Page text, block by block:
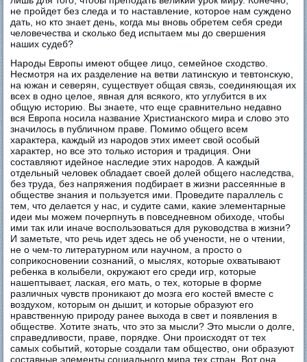
не пройдет без следа и то наставление, которое нам суждено
дать, но кто знает день, когда мы вновь обретем себя среди
человечества и сколько бед испытаем мы до свершения
наших судеб?
Народы Европы имеют общее лицо, семейное сходство.
Несмотря на их разделение на ветви латинскую и тевтонскую,
на южан и северян, существует общая связь, соединяющая их
всех в одно целое, явная для всякого, кто углубится в их
общую историю. Вы знаете, что еще сравнительно недавно
вся Европа носила название Христианского мира и слово это
значилось в публичном праве. Помимо общего всем
характера, каждый из народов этих имеет свой особый
характер, но все это только история и традиция. Они
составляют идейное наследие этих народов. А каждый
отдельный человек обладает своей долей общего наследства,
без труда, без напряжения подбирает в жизни рассеянные в
обществе знания и пользуется ими. Проведите параллель с
тем, что делается у нас, и судите сами, какие элементарные
идеи мы можем почерпнуть в повседневном обиходе, чтобы
ими так или иначе воспользоваться для руководства в жизни?
И заметьте, что речь идет здесь не об учености, не о чтении,
не о чем-то литературном или научном, а просто о
соприкосновении сознаний, о мыслях, которые охватывают
ребенка в колыбели, окружают его среди игр, которые
нашептывает, лаская, его мать, о тех, которые в форме
различных чувств проникают до мозга его костей вместе с
воздухом, которым он дышит, и которые образуют его
нравственную природу ранее выхода в свет и появления в
обществе. Хотите знать, что это за мысли? Это мысли о долге,
справедливости, праве, порядке. Они происходят от тех
самых событий, которые создали там общество, они образуют
составные элементы социального мира тех стран. Вот она,